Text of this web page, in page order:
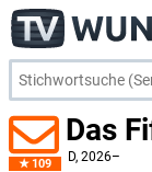
109
Das
D, 2026–